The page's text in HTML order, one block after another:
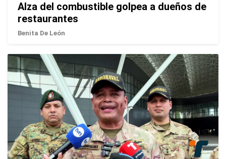
Alza del combustible golpea a dueños de
restaurantes
Benita De León